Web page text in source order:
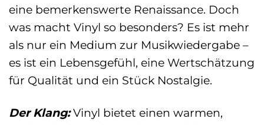
eine bemerkenswerte Renaissance. Doch
was macht Vinyl so besonders? Es ist mehr
als nur ein Medium zur Musikwiedergabe –
es ist ein Lebensgefühl, eine Wertschätzung
für Qualität und ein Stück Nostalgie.
Der Klang:Vinyl bietet einen warmen,